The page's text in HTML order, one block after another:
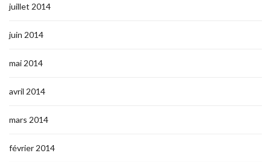
juillet 2014
juin 2014
mai 2014
avril 2014
mars 2014
février 2014